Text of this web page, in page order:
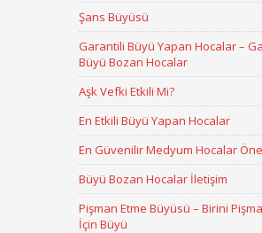
Şans Büyüsü
Garantili Büyü Yapan Hocalar –
Büyü Bozan Hocalar
Aşk Vefki Etkili Mi?
En Etkili Büyü Yapan Hocalar
En Güvenilir Medyum Hocalar
Büyü Bozan Hocalar İletişim
Pişman Etme Büyüsü – Birini
İçin Büyü